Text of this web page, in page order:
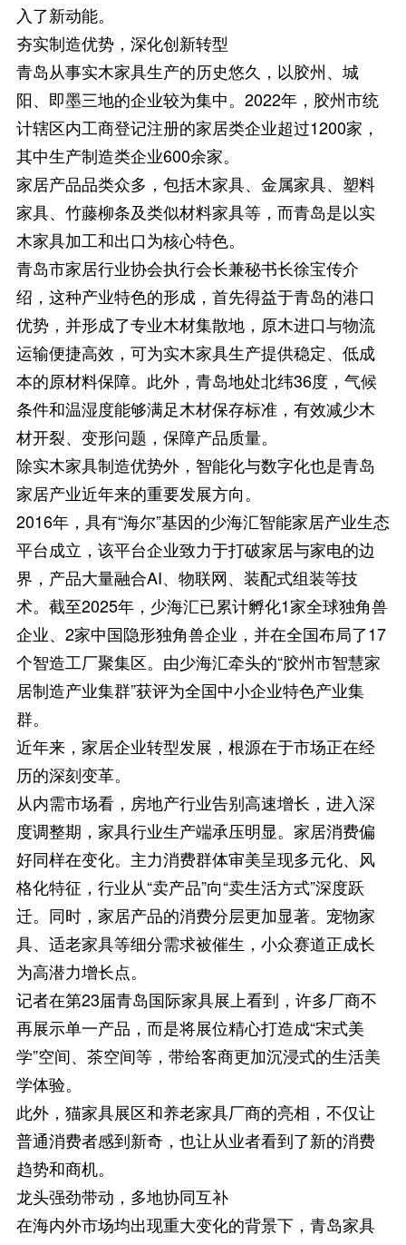
入了新动能。
夯实制造优势，深化创新转型
青岛从事实木家具生产的历史悠久，以胶州、城
阳、即墨三地的企业较为集中。2022年，胶州市统
计辖区内工商登记注册的家居类企业超过1200家，
其中生产制造类企业600余家。
家居产品品类众多，包括木家具、金属家具、塑料
家具、竹藤柳条及类似材料家具等，而青岛是以实
木家具加工和出口为核心特色。
青岛市家居行业协会执行会长兼秘书长徐宝传介
绍，这种产业特色的形成，首先得益于青岛的港口
优势，并形成了专业木材集散地，原木进口与物流
运输便捷高效，可为实木家具生产提供稳定、低成
本的原材料保障。此外，青岛地处北纬36度，气候
条件和温湿度能够满足木材保存标准，有效减少木
材开裂、变形问题，保障产品质量。
除实木家具制造优势外，智能化与数字化也是青岛
家居产业近年来的重要发展方向。
2016年，具有“海尔”基因的少海汇智能家居产业生态
平台成立，该平台企业致力于打破家居与家电的边
界，产品大量融合AI、物联网、装配式组装等技
术。截至2025年，少海汇已累计孵化1家全球独角兽
企业、2家中国隐形独角兽企业，并在全国布局了17
个智造工厂聚集区。由少海汇牵头的“胶州市智慧家
居制造产业集群”获评为全国中小企业特色产业集
群。
近年来，家居企业转型发展，根源在于市场正在经
历的深刻变革。
从内需市场看，房地产行业告别高速增长，进入深
度调整期，家具行业生产端承压明显。家居消费偏
好同样在变化。主力消费群体审美呈现多元化、风
格化特征，行业从“卖产品”向“卖生活方式”深度跃
迁。同时，家居产品的消费分层更加显著。宠物家
具、适老家具等细分需求被催生，小众赛道正成长
为高潜力增长点。
记者在第23届青岛国际家具展上看到，许多厂商不
再展示单一产品，而是将展位精心打造成“宋式美
学”空间、茶空间等，带给客商更加沉浸式的生活美
学体验。
此外，猫家具展区和养老家具厂商的亮相，不仅让
普通消费者感到新奇，也让从业者看到了新的消费
趋势和商机。
龙头强劲带动，多地协同互补
在海内外市场均出现重大变化的背景下，青岛家具